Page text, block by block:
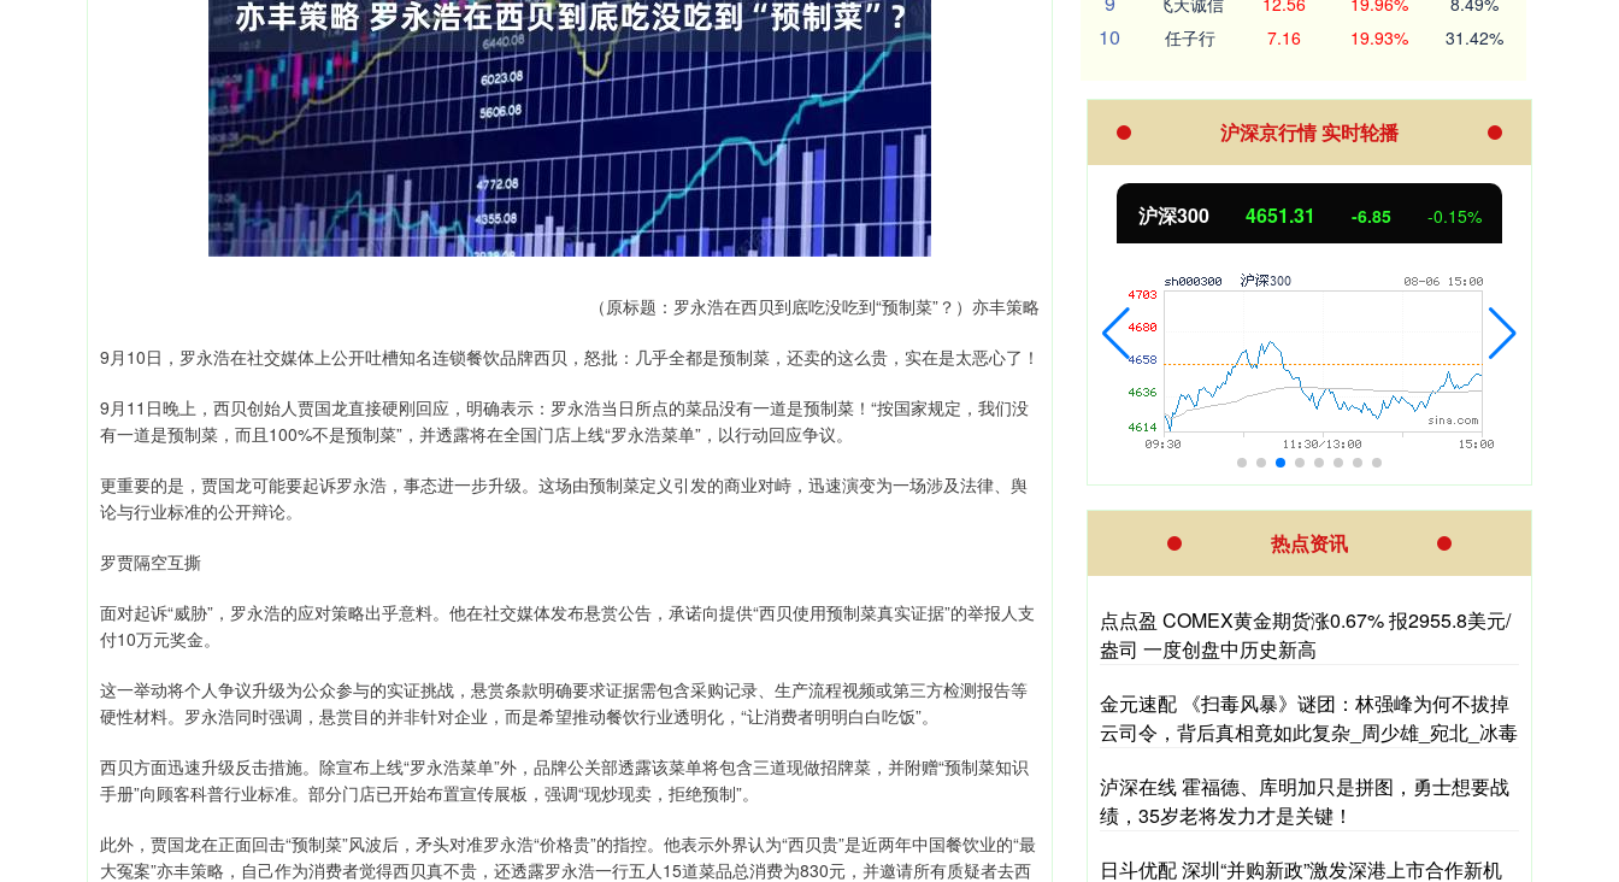
（原标题：罗永浩在西贝到底吃没吃到“预制菜”？）亦丰策略
9月10日，罗永浩在社交媒体上公开吐槽知名连锁餐饮品牌西贝，怒批：几乎全都是预制菜，还卖的这么贵，实在是太恶心了！
9月11日晚上，西贝创始人贾国龙直接硬刚回应，明确表示：罗永浩当日所点的菜品没有一道是预制菜！“按国家规定，我们没
有一道是预制菜，而且100%不是预制菜”，并透露将在全国门店上线“罗永浩菜单”，以行动回应争议。
更重要的是，贾国龙可能要起诉罗永浩，事态进一步升级。这场由预制菜定义引发的商业对峙，迅速演变为一场涉及法律、舆
论与行业标准的公开辩论。
罗贾隔空互撕
面对起诉“威胁”，罗永浩的应对策略出乎意料。他在社交媒体发布悬赏公告，承诺向提供“西贝使用预制菜真实证据”的举报人支
付10万元奖金。
这一举动将个人争议升级为公众参与的实证挑战，悬赏条款明确要求证据需包含采购记录、生产流程视频或第三方检测报告等
硬性材料。罗永浩同时强调，悬赏目的并非针对企业，而是希望推动餐饮行业透明化，“让消费者明明白白吃饭”。
西贝方面迅速升级反击措施。除宣布上线“罗永浩菜单”外，品牌公关部透露该菜单将包含三道现做招牌菜，并附赠“预制菜知识
手册”向顾客科普行业标准。部分门店已开始布置宣传展板，强调“现炒现卖，拒绝预制”。
此外，贾国龙在正面回击“预制菜”风波后，矛头对准罗永浩“价格贵”的指控。他表示外界认为“西贝贵”是近两年中国餐饮业的“最
大冤案”亦丰策略，自己作为消费者觉得西贝真不贵，还透露罗永浩一行五人15道菜品总消费为830元，并邀请所有质疑者去西
10 任子行 7.16 19.93% 31.42%
沪深京行情 实时轮播
上证指数 3900.35 21.92 0.57% 深证成指 14110.12 -34.08 沪深300 4651.31 -6.85 -0.15%
热点资讯
点点盈 COMEX黄金期货涨0.67% 报2955.8美元/
盎司 一度创盘中历史新高
金元速配 《扫毒风暴》谜团：林强峰为何不拔掉
云司令，背后真相竟如此复杂_周少雄_宛北_冰毒
泸深在线 霍福德、库明加只是拼图，勇士想要战
绩，35岁老将发力才是关键！
日斗优配 深圳“并购新政”激发深港上市合作新机